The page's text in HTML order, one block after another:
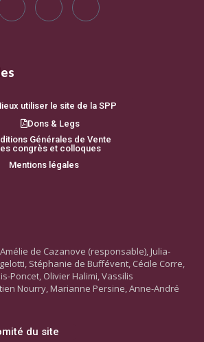
utiliser le site de la SPP
Dons & Legs
Générales de Vente
congrès et colloques
Mentions légales
de Cazanove (responsable), Julia-
Stéphanie de Buffévent, Cécile Corre,
Poncet, Olivier Halimi, Vassilis
Nourry, Marianne Persine, Anne-André
du site